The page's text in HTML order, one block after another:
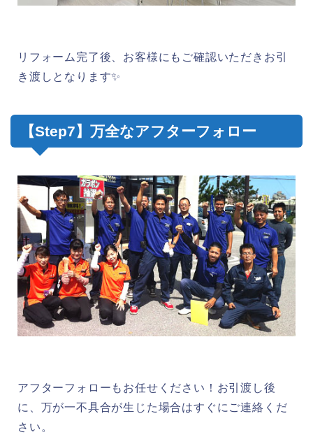
リフォーム完了後、お客様にもご確認いただきお引
き渡しとなります✨
【Step7】万全なアフターフォロー
アフターフォローもお任せください！お引渡し後
に、万が一不具合が生じた場合はすぐにご連絡くだ
さい。